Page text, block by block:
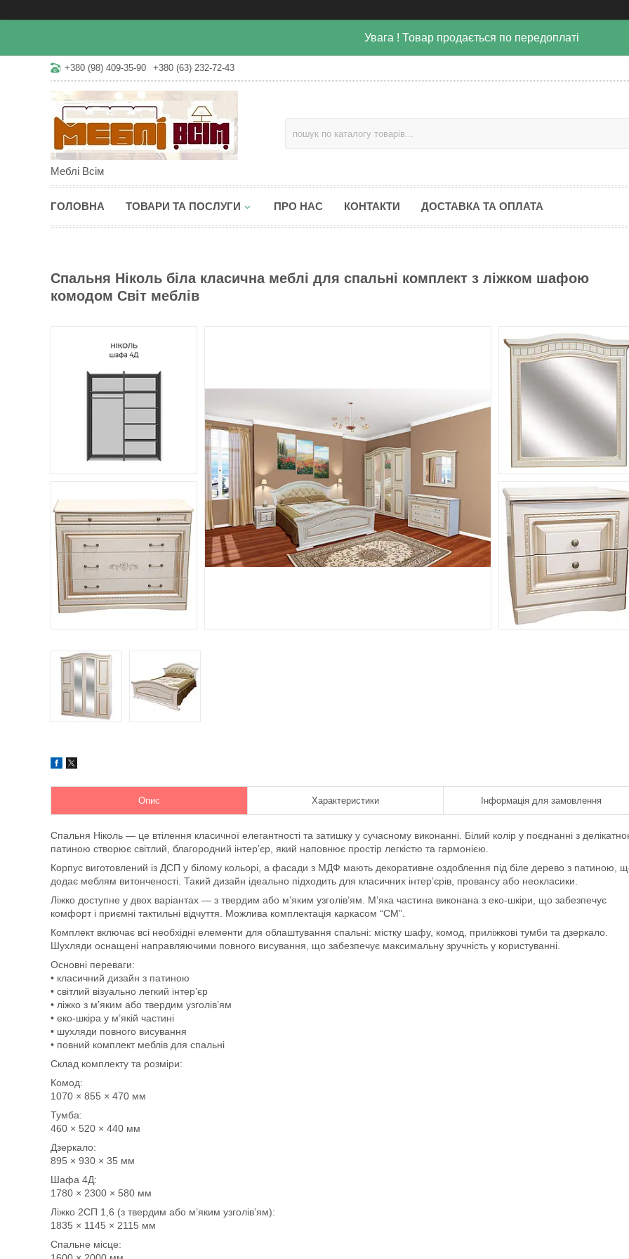
Увага ! Товар продається по передоплаті
+380 (98) 409-35-90 +380 (63) 232-72-43
Меблі Всім
ГОЛОВНА ТОВАРИ ТА ПОСЛУГИ ПРО НАС КОНТАКТИ ДОСТАВКА ТА ОПЛАТА
Спальня Ніколь біла класична меблі для спальні комплект з ліжком шафою
комодом Світ меблів
Опис Характеристики Інформація для замовлення
Спальня Ніколь — це втілення класичної елегантності та затишку у сучасному виконанні. Білий колір у поєднанні з
патиною створює світлий, благородний інтер’єр, який наповнює простір легкістю та гармонією.
Корпус виготовлений із ДСП у білому кольорі, а фасади з МДФ мають декоративне оздоблення під біле дерево з патиною,
додає меблям витонченості. Такий дизайн ідеально підходить для класичних інтер’єрів, провансу або неокласики.
Ліжко доступне у двох варіантах — з твердим або м’яким узголів’ям. М’яка частина виконана з еко-шкіри, що забезпечує
комфорт і приємні тактильні відчуття. Можлива комплектація каркасом “СМ”.
Комплект включає всі необхідні елементи для облаштування спальні: містку шафу, комод, приліжкові тумби та дзеркало.
Шухляди оснащені направляючими повного висування, що забезпечує максимальну зручність у користуванні.
Основні переваги:
• класичний дизайн з патиною
• світлий візуально легкий інтер’єр
• ліжко з м’яким або твердим узголів’ям
• еко-шкіра у м’якій частині
• шухляди повного висування
• повний комплект меблів для спальні
Склад комплекту та розміри:
Комод:
1070 × 855 × 470 мм
Тумба:
460 × 520 × 440 мм
Дзеркало:
895 × 930 × 35 мм
Шафа 4Д:
1780 × 2300 × 580 мм
Ліжко 2СП 1,6 (з твердим або м’яким узголів’ям):
1835 × 1145 × 2115 мм
Спальне місце: